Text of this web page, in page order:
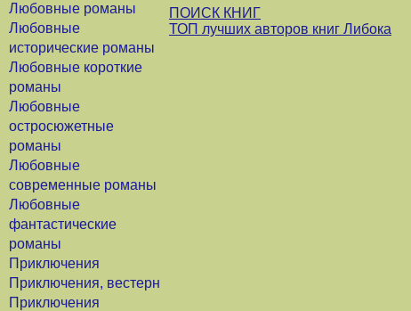
Любовные романы
Любовные
исторические романы
Любовные короткие
романы
Любовные
остросюжетные
романы
Любовные
современные романы
Любовные
фантастические
романы
Приключения
Приключения, вестерн
Приключения
ПОИСК КНИГ
ТОП лучших авторов книг Либока